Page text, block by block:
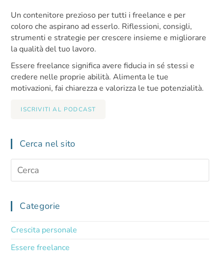
Un contenitore prezioso per tutti i freelance e per
coloro che aspirano ad esserlo. Riflessioni, consigli,
strumenti e strategie per crescere insieme e migliorare
la qualità del tuo lavoro.
Essere freelance significa avere fiducia in sé stessi e
credere nelle proprie abilità. Alimenta le tue
motivazioni, fai chiarezza e valorizza le tue potenzialità.
ISCRIVITI AL PODCAST
Cerca nel sito
Categorie
Crescita personale
Essere freelance